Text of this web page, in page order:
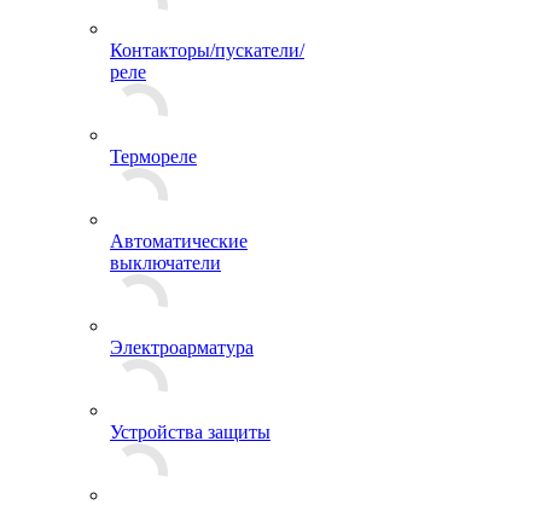
Контакторы/пускатели/
реле
Термореле
Автоматические
выключатели
Электроарматура
Устройства защиты